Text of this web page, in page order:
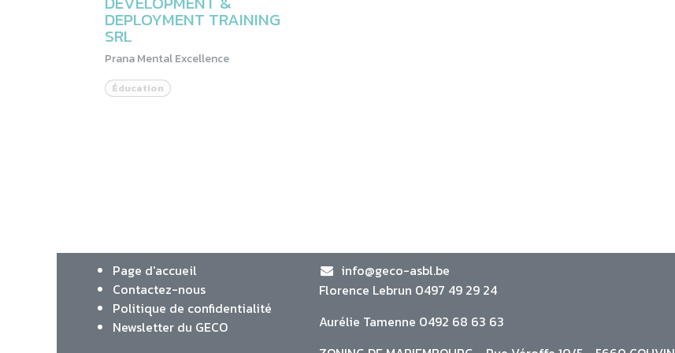
DEPLOYMENT TRAINING
SRL
Prana Mental Excellence
Éducation
info@geco-asbl.be
Florence Lebrun 0497 49 29 24
Aurélie Tamenne 0492 68 63 63
Page d'accueil
Contactez-nous
Politique de confidentialité
Newsletter du GECO